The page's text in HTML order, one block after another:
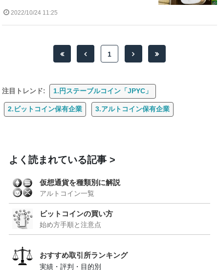
2022/10/24 11:25
1
注目トレンド: 1.円ステーブルコイン「JPYC」
2.ビットコイン保有企業 3.アルトコイン保有企業
よく読まれている記事
仮想通貨を種類別に解説
アルトコイン一覧
ビットコインの買い方
始め方手順と注意点
おすすめ取引所ランキング
実績・評判・目的別